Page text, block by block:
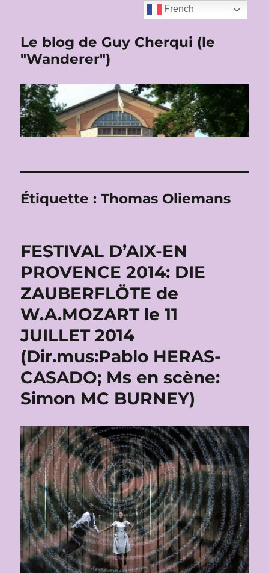
Le blog de Guy Cherqui (le
"Wanderer")
Étiquette :Thomas Oliemans
FESTIVAL D’AIX-EN
PROVENCE 2014: DIE
ZAUBERFLÖTE de
W.A.MOZART le 11
JUILLET 2014
(Dir.mus:Pablo HERAS-
CASADO; Ms en scène:
Simon MC BURNEY)
French